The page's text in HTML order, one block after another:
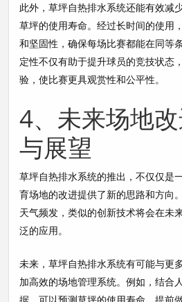
此外，草坪自热排水系统还能有效减
草坪的使用寿命。经过长时间的使用
和坚固性，确保每场比赛都能在同等
定性不仅有助于提升球员的竞技状态
验，使比赛更具观赏性和公平性。
4、未来场地
与展望
草坪自热排水系统的推出，不仅仅是
育场地的改进提供了新的思路和方向
天气频发，类似的创新技术将会在未
泛的应用。
未来，草坪自热排水系统有可能与更
加高效的场地管理系统。例如，结合